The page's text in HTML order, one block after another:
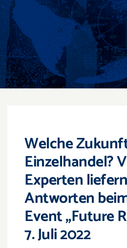
Events
Überregional
Jobs
Newsletter
Welche
Einzelhandel?
Experten liefern
Antworten
Event „Future
7. Juli 2022